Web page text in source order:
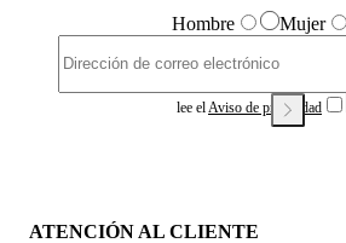
Hombre Mujer
lee elAviso de privacidad
ATENCIÓN AL CLIENTE